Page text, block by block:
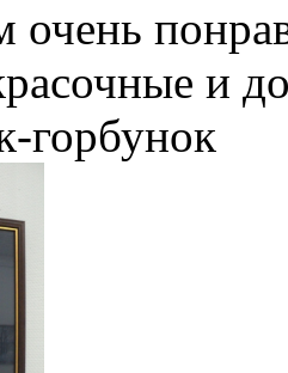
и
горбунок